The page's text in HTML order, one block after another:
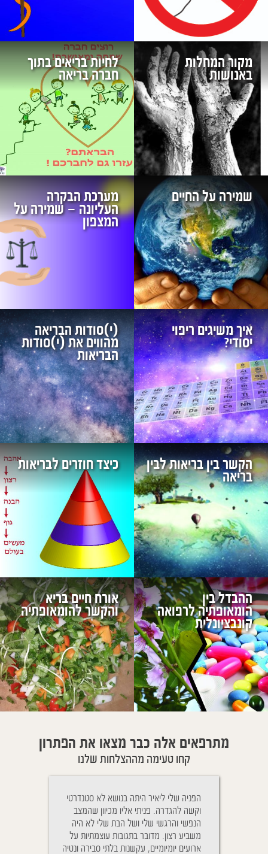
מקור המחלות
באנושות
לחיות בריאים בתוך
חברה בריאה
שמירה על החיים מערכת הבקרה
העליונה – שמירה על
המצפון
איך משיגים ריפוי
יסודי?
(י)סודות הבריאה
מהווים את (י)סודות
הבריאות
הקשר בין בריאות לבין
בריאה
כיצד חוזרים לבריאות
ההבדל בין
הומאופתיה לרפואה
קונבציונלית
אורח חיים בריא
והקשר להומאופתיה
מתרפאים אלה כבר מצאו את הפתרון
קחו טעימה מההצלחות שלנו
בנושא לא סטנדרטי
אליו מכיוון שהמצב
ושל הבת שלי לא היה
עוצמתיות על
בלתי סבירה ונטיה
ניגשתי לטיפול בגלל שהילד שלי נחר בלילה,
והנשימה שלו היתה כבדה. לאחר שיחה עם
יאיר הבנתי כי זה לא הדבר היחיד שדורש
טיפול אלא גם ההתנהגות שלו צריכה חיזוק.
אחרי הטיפול ההטבה הורגשה באופן מיידי,